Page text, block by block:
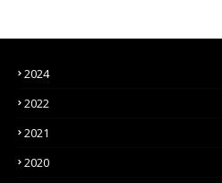
2024
2022
2021
2020